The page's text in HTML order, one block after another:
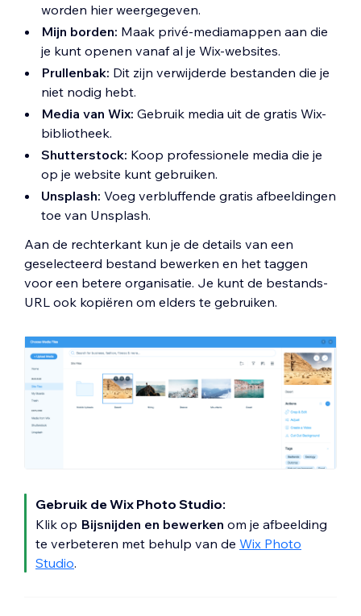
worden hier weergegeven.
Mijn borden: Maak privé-mediamappen aan die
je kunt openen vanaf al je Wix-websites.
Prullenbak: Dit zijn verwijderde bestanden die je
niet nodig hebt.
Media van Wix: Gebruik media uit de gratis Wix-
bibliotheek.
Shutterstock: Koop professionele media die je
op je website kunt gebruiken.
Unsplash: Voeg verbluffende gratis afbeeldingen
toe van Unsplash.
Aan de rechterkant kun je de details van een
geselecteerd bestand bewerken en het taggen
voor een betere organisatie. Je kunt de bestands-
URL ook kopiëren om elders te gebruiken.
Gebruik de Wix Photo Studio:
Klik op Bijsnijden en bewerken om je afbeelding
te verbeteren met behulp van de Wix Photo
Studio.